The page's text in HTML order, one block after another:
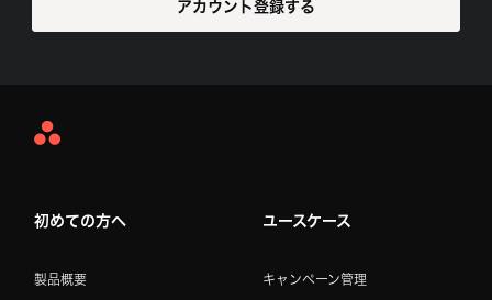
アカウント登録する
Asana
初めての方へ
製品概要
ユースケース
キャンペーン管理